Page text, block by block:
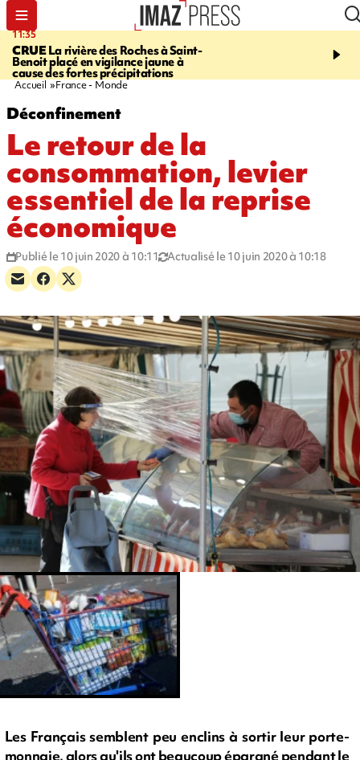
11:35
CRUELa rivière des Roches à Saint-
Benoit placé en vigilance jaune à
cause des fortes précipitations
11:57
Le
Papang a repris du
Accueil France - Monde
Déconfinement
Le retour de la
consommation, levier
essentiel de la reprise
économique
Publié le 10 juin 2020 à 10:11 Actualisé le 10 juin 2020 à 10:18
Les Français semblent peu enclins à sortir leur porte-
monnaie, alors qu'ils ont beaucoup épargné pendant le